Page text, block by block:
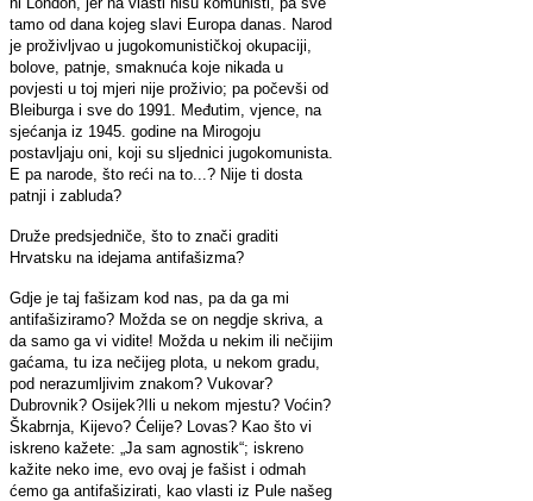
tamo od dana kojeg slavi Europa danas. Narod
je proživljvao u jugokomunističkoj okupaciji,
bolove, patnje, smaknuća koje nikada u
povjesti u toj mjeri nije proživio; pa počevši od
Bleiburga i sve do 1991. Međutim, vjence, na
sjećanja iz 1945. godine na Mirogoju
postavljaju oni, koji su sljednici jugokomunista.
E pa narode, što reći na to...? Nije ti dosta
patnji i zabluda?
Druže predsjedniče, što to znači graditi
Hrvatsku na idejama antifašizma?
Gdje je taj fašizam kod nas, pa da ga mi
antifašiziramo? Možda se on negdje skriva, a
da samo ga vi vidite! Možda u nekim ili nečijim
gaćama, tu iza nečijeg plota, u nekom gradu,
pod nerazumljivim znakom? Vukovar?
Dubrovnik? Osijek?Ili u nekom mjestu? Voćin?
Škabrnja, Kijevo? Ćelije? Lovas? Kao što vi
iskreno kažete: „Ja sam agnostik“; iskreno
kažite neko ime, evo ovaj je fašist i odmah
ćemo ga antifašizirati, kao vlasti iz Pule našeg